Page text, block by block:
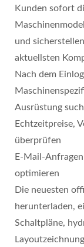
Kunden sofort
und
aktuellsten
Nach dem
Ausrüstung
Echtzeitpreise,
überprüfen
E-Mail-
optimieren
Die neuesten
herunterladen,
Schaltpläne,